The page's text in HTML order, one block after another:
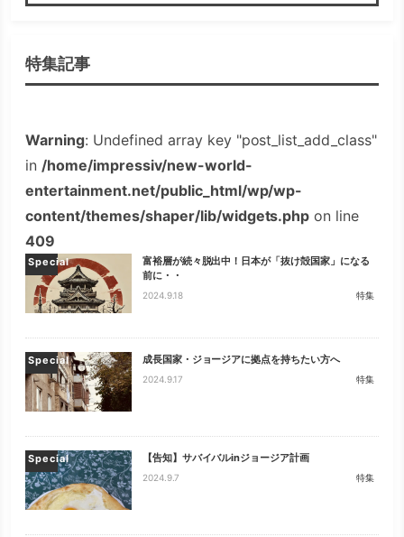
特集記事
Warning: Undefined array key "post_list_add_class"
in /home/impressiv/new-world-
entertainment.net/public_html/wp/wp-
content/themes/shaper/lib/widgets.php on line
409
Special
富裕層が続々脱出中！日本が「抜け殻国家」になる
前に・・
2024.9.18 特集
Special 成長国家・ジョージアに拠点を持ちたい方へ
2024.9.17 特集
Special 【告知】サバイバルinジョージア計画
2024.9.7 特集